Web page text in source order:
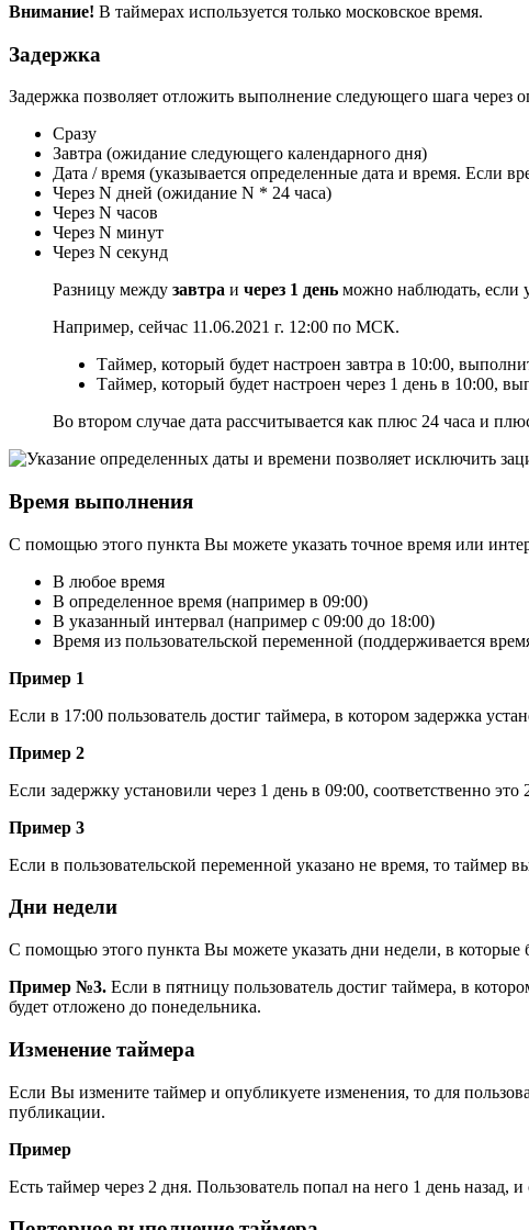
Внимание! В таймерах используется только московское время.
Задержка
Задержка позволяет отложить выполнение следующего шага через
Сразу
Завтра (ожидание следующего календарного дня)
Дата / время (указывается определенные дата и время. Если
Через N дней (ожидание N * 24 часа)
Через N часов
Через N минут
Через N секунд
Разницу между завтра и через 1 день можно наблюдать, если
Например, сейчас 11.06.2021 г. 12:00 по МСК.
Таймер, который будет настроен завтра в 10:00,
Таймер, который будет настроен через 1 день в 10:00,
Во втором случае дата рассчитывается как плюс 24 часа и
Время выполнения
С помощью этого пункта Вы можете указать точное время или
В любое время
В определенное время (например в 09:00)
В указанный интервал (например с 09:00 до 18:00)
Время из пользовательской переменной (поддерживается
Пример 1
Если в 17:00 пользователь достиг таймера, в котором задержка
Пример 2
Если задержку установили через 1 день в 09:00, соответственно это
Пример 3
Если в пользовательской переменной указано не время, то таймер
Дни недели
С помощью этого пункта Вы можете указать дни недели, в
Пример №3. Если в пятницу пользователь достиг таймера, в
будет отложено до понедельника.
Изменение таймера
Если Вы измените таймер и опубликуете изменения, то для
публикации.
Пример
Есть таймер через 2 дня. Пользователь попал на него 1 день назад,